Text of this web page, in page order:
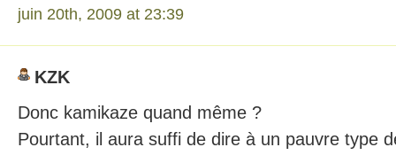
juin 20th, 2009 at 23:39
KZK
Donc kamikaze quand même ?
Pourtant, il aura suffi de dire à un pauvre type